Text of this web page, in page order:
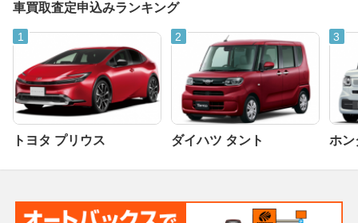
車買取査定申込みランキング
トヨタ プリウス ダイハツ タント ホン